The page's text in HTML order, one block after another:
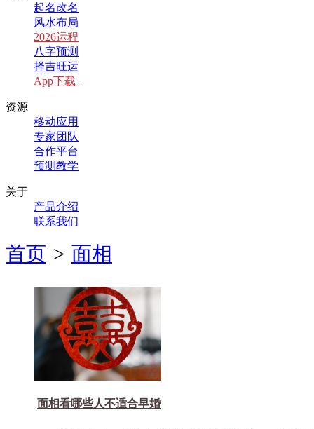
起名改名
风水布局
2026运程
八字预测
择吉旺运
App下载
资源
移动应用
专家团队
合作平台
预测教学
关于
产品介绍
联系我们
首页 > 面相
面相看哪些人不适合早婚